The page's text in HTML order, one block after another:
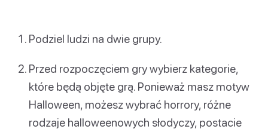
Podziel ludzi na dwie grupy.
Przed rozpoczęciem gry wybierz kategorie,
które będą objęte grą. Ponieważ masz motyw
Halloween, możesz wybrać horrory, różne
rodzaje halloweenowych słodyczy, postacie